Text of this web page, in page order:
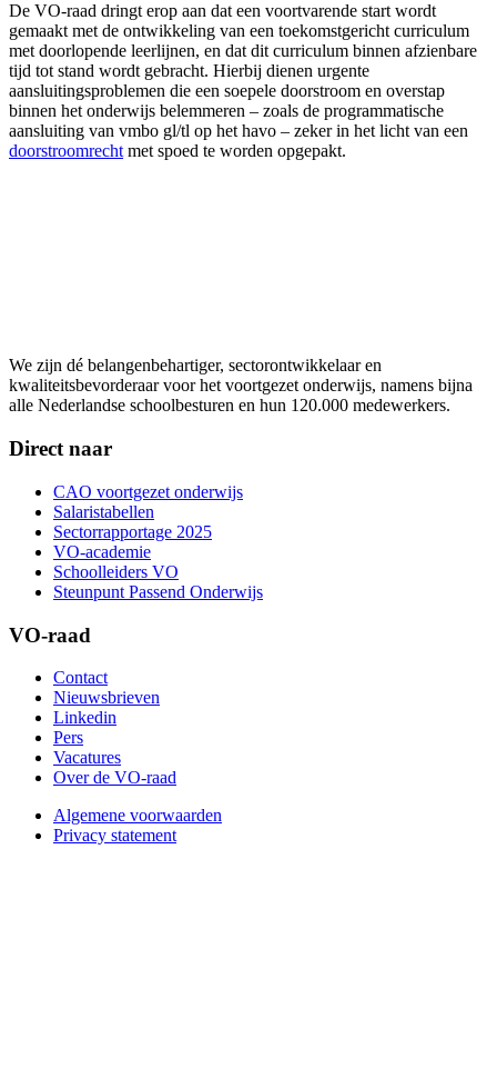
De VO-raad dringt erop aan dat een voortvarende start wordt
gemaakt met de ontwikkeling van een toekomstgericht curriculum
met doorlopende leerlijnen, en dat dit curriculum binnen afzienbare
tijd tot stand wordt gebracht. Hierbij dienen urgente
aansluitingsproblemen die een soepele doorstroom en overstap
binnen het onderwijs belemmeren – zoals de programmatische
aansluiting van vmbo gl/tl op het havo – zeker in het licht van een
doorstroomrechtmet spoed te worden opgepakt.
We zijn dé belangenbehartiger, sectorontwikkelaar en
kwaliteitsbevorderaar voor het voortgezet onderwijs, namens bijna
alle Nederlandse schoolbesturen en hun 120.000 medewerkers.
Direct naar
CAO voortgezet onderwijs
Salaristabellen
Sectorrapportage 2025
VO-academie
Schoolleiders VO
Steunpunt Passend Onderwijs
VO-raad
Contact
Nieuwsbrieven
Linkedin
Pers
Vacatures
Over de VO-raad
Algemene voorwaarden
Privacy statement